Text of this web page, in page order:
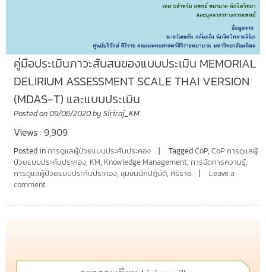
คู่มือประเมินภาวะสับสนของแบบประเมิน MEMORIAL
DELIRIUM ASSESSMENT SCALE THAI VERSION
(MDAS-T) และแบบประเมิน
Posted on09/06/2020by Siriraj_KM
Views : 9,909
Posted inการดูแลผู้ป่วยแบบประคับประคอง TaggedCoP, CoP การดูแลผู้
ป่วยแบบประคับประคอง, KM, Knowledge Management, การจัดการความรู้,
การดูแลผู้ป่วยแบบประคับประคอง, ชุมชนนักปฏิบัติ, ศิริราช
Leave a
comment